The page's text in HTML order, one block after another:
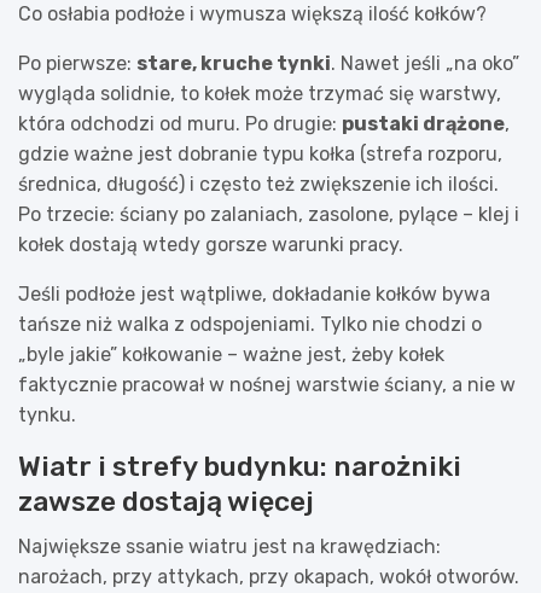
Co osłabia podłoże i wymusza większą ilość kołków?
Po pierwsze: stare, kruche tynki. Nawet jeśli „na oko”
wygląda solidnie, to kołek może trzymać się warstwy,
która odchodzi od muru. Po drugie: pustaki drążone,
gdzie ważne jest dobranie typu kołka (strefa rozporu,
średnica, długość) i często też zwiększenie ich ilości.
Po trzecie: ściany po zalaniach, zasolone, pylące – klej i
kołek dostają wtedy gorsze warunki pracy.
Jeśli podłoże jest wątpliwe, dokładanie kołków bywa
tańsze niż walka z odspojeniami. Tylko nie chodzi o
„byle jakie” kołkowanie – ważne jest, żeby kołek
faktycznie pracował w nośnej warstwie ściany, a nie w
tynku.
Wiatr i strefy budynku: narożniki
zawsze dostają więcej
Największe ssanie wiatru jest na krawędziach:
narożach, przy attykach, przy okapach, wokół otworów.